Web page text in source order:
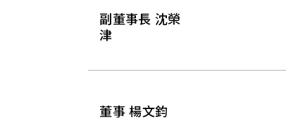
副董事長 沈榮
津
董事 楊文鈞